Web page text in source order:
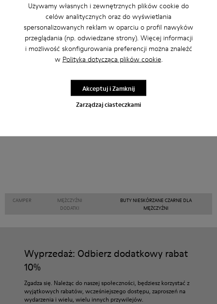
Używamy własnych i zewnętrznych plików cookie do
celów analitycznych oraz do wyświetlania
spersonalizowanych reklam w oparciu o profil nawyków
przeglądania (np. odwiedzane strony). Więcej informacji
i możliwość skonfigurowania preferencji można znaleźć
w Polityka dotycząca plików cookie.
Zarządzaj ciasteczkami
Akceptuj i Zamknij
Inne Kategorie
Baleriny Sznurowane
Mokasyny
Sandały Trzewiki
Buty na co dzień
Pantofle
Eleganckie buty
CAMPER
MĘŻCZYŹNI
DODATKI
BUTY NIESKÓRZANE CZARNE DLA
MĘŻCZYŹNI
Wyprzedaż: Odbierz dodatkowy rabat
10%
Zgadza się. Należąc do naszej społeczności, będziesz korzystać z
wyjątkowych rabatów, wcześniejszego dostępu, zaproszeń na
wydarzenia i wielu, wielu innych przywilejów.